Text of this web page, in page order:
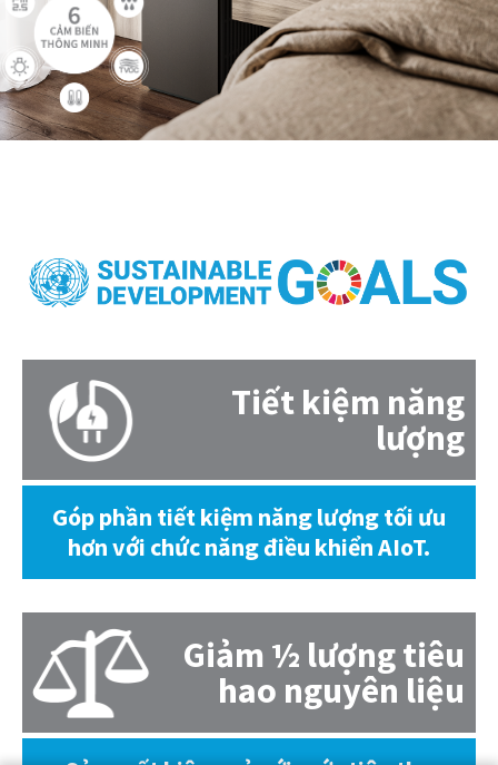
Tiết kiệm năng
lượng
Góp phần tiết kiệm năng lượng tối ưu
hơn với chức năng điều khiển AIoT.
Giảm ½ lượng tiêu
hao nguyên liệu